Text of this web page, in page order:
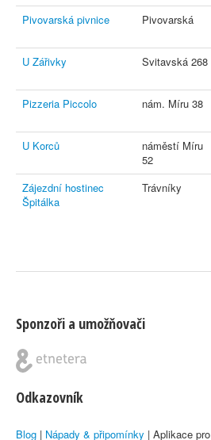
Pivovarská pivnice
Pivovarská
U Zářivky Svitavská 268
Pizzeria Piccolo nám. Míru 38
U Korců
náměstí Míru
52
Zájezdní hostinec
Špitálka
Trávníky
Sponzoři a umožňovači
Odkazovník
Blog | Nápady & připomínky | Aplikace pro